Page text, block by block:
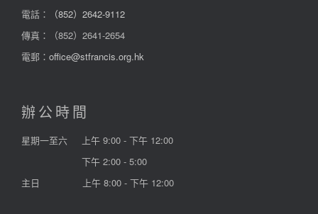
電話：
（852）2642-9112
傳真：（852）2641-2654
電郵： office@stfrancis.org.hk
辦公時間
星期一至六
上午 9:00 - 下午 12:00
下午 2:00 - 5:00
主日
上午 8:00 - 下午 12:00